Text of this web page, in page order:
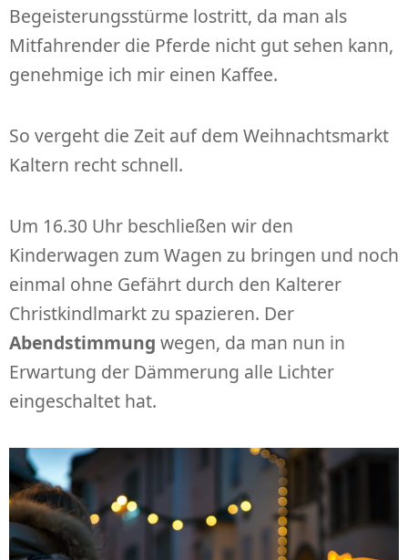
Begeisterungsstürme lostritt, da man als
Mitfahrender die Pferde nicht gut sehen kann,
genehmige ich mir einen Kaffee.
So vergeht die Zeit auf dem Weihnachtsmarkt
Kaltern recht schnell.
Um 16.30 Uhr beschließen wir den
Kinderwagen zum Wagen zu bringen und noch
einmal ohne Gefährt durch den Kalterer
Christkindlmarkt zu spazieren. Der
Abendstimmung wegen, da man nun in
Erwartung der Dämmerung alle Lichter
eingeschaltet hat.